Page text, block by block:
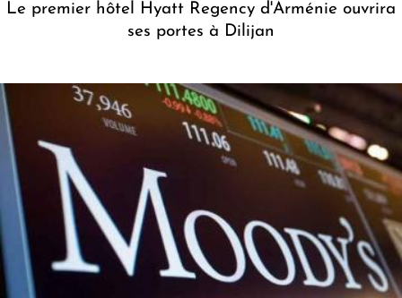
Le premier hôtel Hyatt Regency d'Arménie ouvrira
ses portes à Dilijan